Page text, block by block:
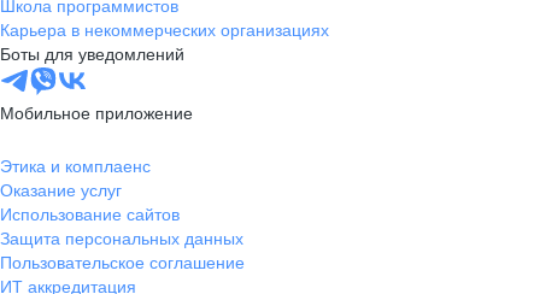
Школа программистов
Карьера в некоммерческих организациях
Боты для уведомлений
Мобильное приложение
Этика и комплаенс
Оказание услуг
Использование сайтов
Защита персональных данных
Пользовательское соглашение
ИТ аккредитация